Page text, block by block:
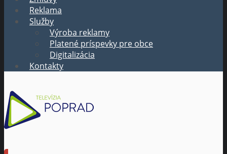
Reklama
Služby
Výroba reklamy
Platené príspevky pre obce
Digitalizácia
Kontakty